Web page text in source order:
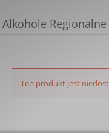
Alkohole Regionalne
Ten produkt jest